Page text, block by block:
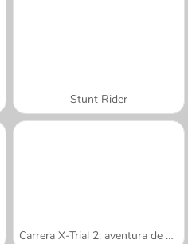
Stunt Rider
Carrera X-Trial 2: aventura de montaña